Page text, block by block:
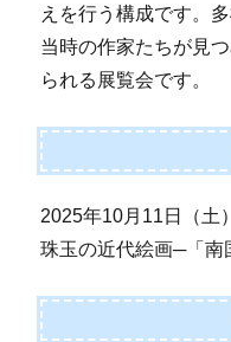
えを行う構成です。
当時の作家たちが見
られる展覧会です。
2025年10月11日（土
珠玉の近代絵画─「南